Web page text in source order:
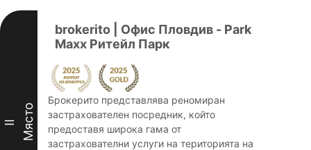
II Място
brokerito | Офис Пловдив - Park
Maxx Ритейл Парк
Брокерито представлява реномиран
застрахователен посредник, който
предоставя широка гама от
застрахователни услуги на територията на